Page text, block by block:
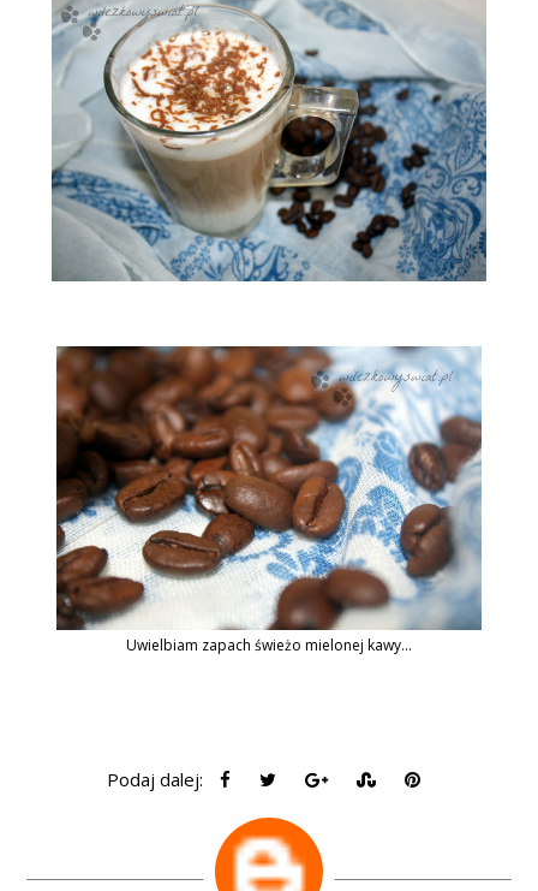
Uwielbiam zapach świeżo mielonej kawy...
Podaj dalej: